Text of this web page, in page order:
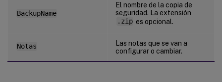
BackupName
El nombre de la copia de
seguridad. La extensión
.zip es opcional.
Notas
Las notas que se van a
configurar o cambiar.